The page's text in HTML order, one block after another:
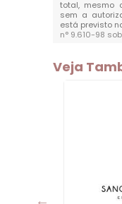
total, mesmo
sem a
está previsto
n° 9.610-98
Veja